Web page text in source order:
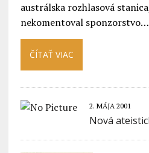
austrálska rozhlasová
nekomentoval sponzorstvo…
ČÍTAŤ VIAC
2. MÁJA 2001
Nová